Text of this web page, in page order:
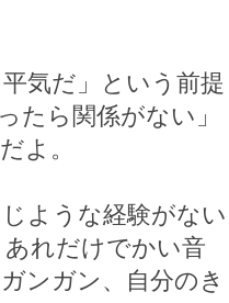
気だ」という前提
たら関係がない」
よ。
ような経験がない
れだけでかい音
ンガン、自分のき